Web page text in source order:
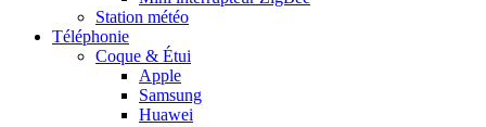
Station météo
Téléphonie
Coque & Étui
Apple
Samsung
Huawei